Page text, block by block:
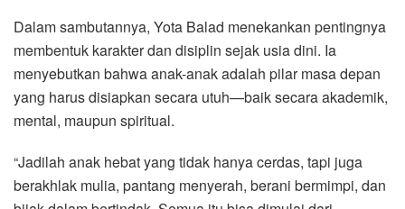
Dalam sambutannya, Yota Balad menekankan pentingnya
membentuk karakter dan disiplin sejak usia dini. Ia
menyebutkan bahwa anak-anak adalah pilar masa depan
yang harus disiapkan secara utuh—baik secara akademik,
mental, maupun spiritual.
“Jadilah anak hebat yang tidak hanya cerdas, tapi juga
berakhlak mulia, pantang menyerah, berani bermimpi, dan